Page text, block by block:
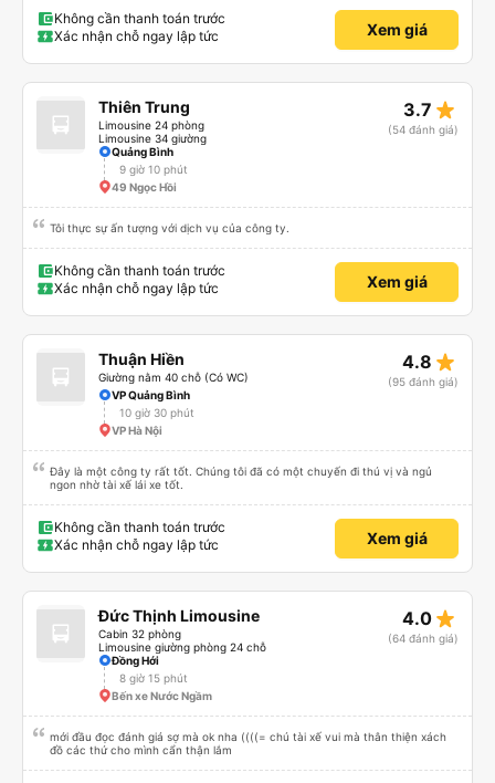
Không cần thanh toán trước
Xác nhận chỗ ngay lập tức
Xem giá
Thiên Trung
Limousine 24 phòng
Limousine 34 giường
3.7 star_rate
(54 đánh giá)
Quảng Bình
9 giờ 10 phút
49 Ngọc Hồi
Tôi thực sự ấn tượng với dịch vụ của công ty.
Không cần thanh toán trước
Xác nhận chỗ ngay lập tức
Xem giá
Thuận Hiền
Giường nằm 40 chỗ (Có WC)
4.8 star_rate
(95 đánh giá)
VP Quảng Bình
10 giờ 30 phút
VP Hà Nội
Đây là một công ty rất tốt. Chúng tôi đã có một chuyến đi thú vị và ngủ
ngon nhờ tài xế lái xe tốt.
Không cần thanh toán trước
Xác nhận chỗ ngay lập tức
Xem giá
Đức Thịnh Limousine
Cabin 32 phòng
Limousine giường phòng 24 chỗ
4.0 star_rate
(64 đánh giá)
Đồng Hới
8 giờ 15 phút
Bến xe Nước Ngầm
mới đầu đọc đánh giá sợ mà ok nha ((((= chú tài xế vui mà thân thiện xách
đồ các thứ cho mình cẩn thận lắm